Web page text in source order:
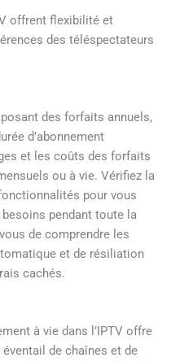
offrent flexibilité et
des téléspectateurs
des forfaits annuels,
d’abonnement
et les coûts des forfaits
ou à vie. Vérifiez la
pour vous
pendant toute la
de comprendre les
et de résiliation
cachés.
à vie dans l’IPTV offre
de chaînes et de